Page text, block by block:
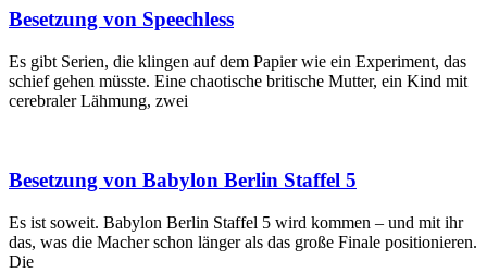
Besetzung von Speechless
Es gibt Serien, die klingen auf dem Papier wie ein Experiment, das
schief gehen müsste. Eine chaotische britische Mutter, ein Kind mit
cerebraler Lähmung, zwei
Besetzung von Babylon Berlin Staffel 5
Es ist soweit. Babylon Berlin Staffel 5 wird kommen – und mit ihr
das, was die Macher schon länger als das große Finale positionieren.
Die